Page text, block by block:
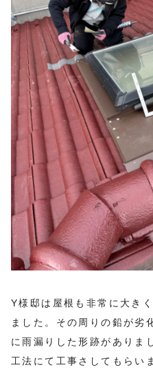
Y様邸は屋根も非常に大き
ました。その周りの鉛が劣
に雨漏りした形跡がありま
工法にて工事さしてもらい